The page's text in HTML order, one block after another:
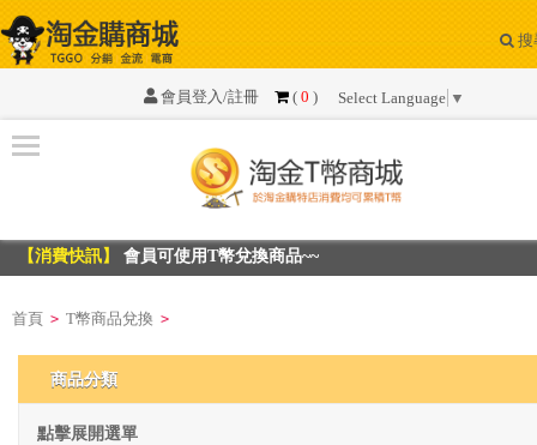
搜
會員登入/註冊 ( 0 ) Select Language ▼
系
告
T
【消費快訊】
會員可使用T幣兌換商品~~
首頁 > T幣商品兌換 >
商品分類
點擊展開選單